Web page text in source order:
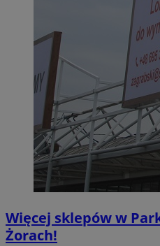
Więcej sklepów w
Żorach!